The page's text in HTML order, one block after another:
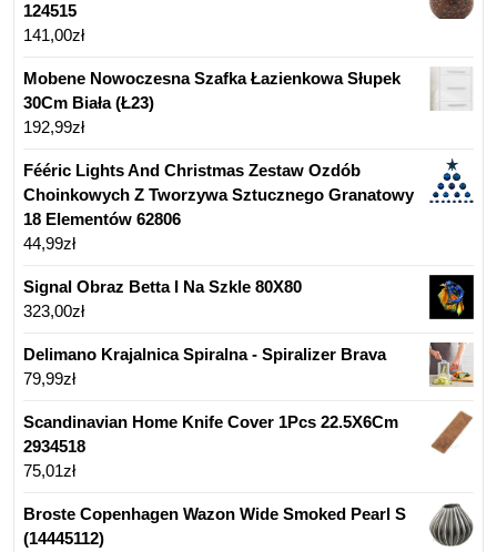
124515
141,00zł
Mobene Nowoczesna Szafka Łazienkowa Słupek
30Cm Biała (Ł23)
192,99zł
Fééric Lights And Christmas Zestaw Ozdób
Choinkowych Z Tworzywa Sztucznego Granatowy
18 Elementów 62806
44,99zł
Signal Obraz Betta I Na Szkle 80X80
323,00zł
Delimano Krajalnica Spiralna - Spiralizer Brava
79,99zł
Scandinavian Home Knife Cover 1Pcs 22.5X6Cm
2934518
75,01zł
Broste Copenhagen Wazon Wide Smoked Pearl S
(14445112)